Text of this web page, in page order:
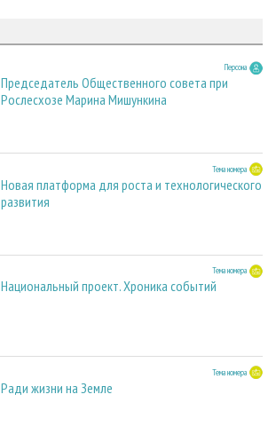
Персона
Председатель Общественного совета при
Рослесхозе Марина Мишункина
Тема номера
Новая платформа для роста и технологического
развития
Тема номера
Национальный проект. Хроника событий
Тема номера
Ради жизни на Земле